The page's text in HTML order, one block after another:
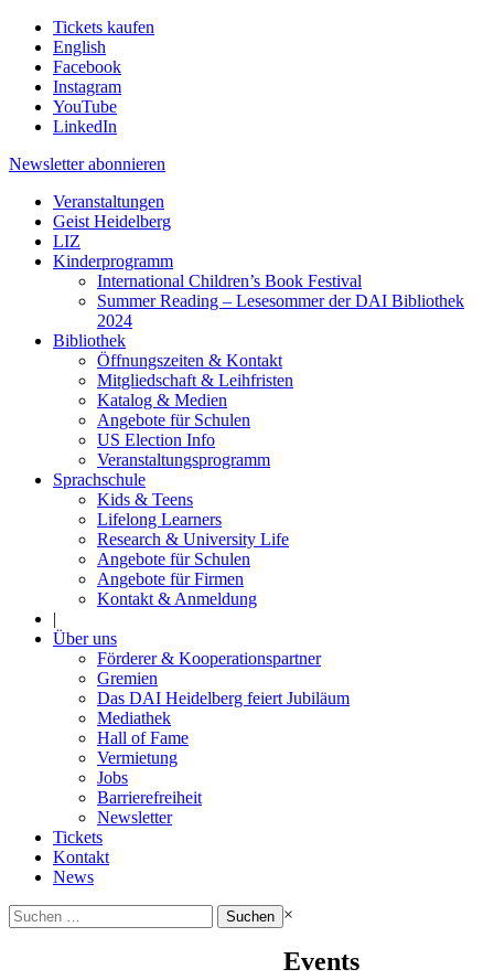
Tickets kaufen
English
Facebook
Instagram
YouTube
LinkedIn
Newsletter abonnieren
Veranstaltungen
Geist Heidelberg
LIZ
Kinderprogramm
International Children’s Book Festival
Summer Reading – Lesesommer der DAI Bibliothek
2024
Bibliothek
Öffnungszeiten & Kontakt
Mitgliedschaft & Leihfristen
Katalog & Medien
Angebote für Schulen
US Election Info
Veranstaltungsprogramm
Sprachschule
Kids & Teens
Lifelong Learners
Research & University Life
Angebote für Schulen
Angebote für Firmen
Kontakt & Anmeldung
|
Über uns
Förderer & Kooperationspartner
Gremien
Das DAI Heidelberg feiert Jubiläum
Mediathek
Hall of Fame
Vermietung
Jobs
Barrierefreiheit
Newsletter
Tickets
Kontakt
News
Suchen
nach:
×
Events